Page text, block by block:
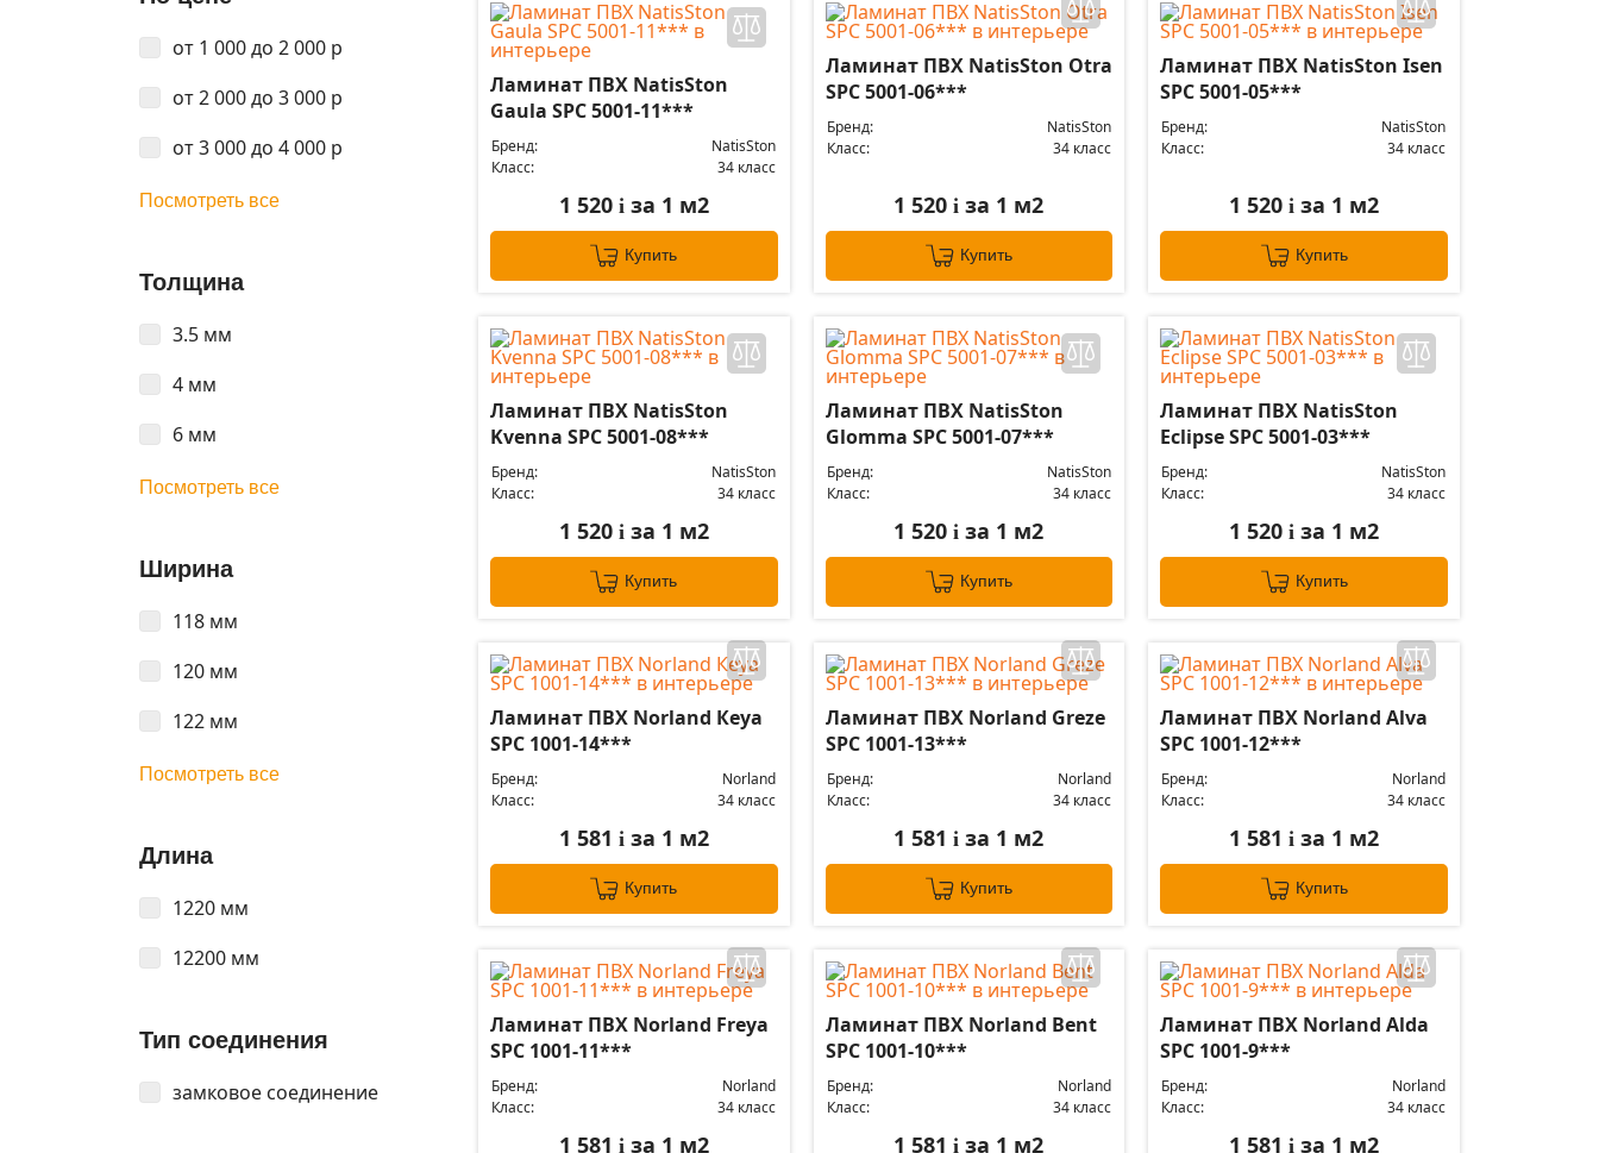
от 1 000 до 2 000 р
от 2 000 до 3 000 р
от 3 000 до 4 000 р
Посмотреть все
Толщина
3.5 мм
4 мм
6 мм
Посмотреть все
Ширина
118 мм
120 мм
122 мм
Посмотреть все
Длина
1220 мм
12200 мм
Тип соединения
замковое соединение
Ламинат ПВХ NatisSton
Gaula SPC 5001-11***
Бренд:
NatisSton
Класс:
34 класс
1 520 iза 1 м2
Купить
Ламинат ПВХ NatisSton Otra
SPC 5001-06***
Бренд:
NatisSton
Класс:
34 класс
1 520i за 1 м2
Купить
Ламинат ПВХ NatisSton Isen
SPC 5001-05***
Бренд:
NatisSton
Класс:
34 класс
1 520i за 1 м2
Купить
Ламинат ПВХ NatisSton
Kvenna SPC 5001-08***
Бренд:
NatisSton
Класс:
34 класс
1 520 iза 1 м2
Купить
Ламинат ПВХ NatisSton
Glomma SPC 5001-07***
Бренд:
NatisSton
Класс:
34 класс
1 520i за 1 м2
Купить
Ламинат ПВХ NatisSton
Eclipse SPC 5001-03***
Бренд:
NatisSton
Класс:
34 класс
1 520i за 1 м2
Купить
Ламинат ПВХ Norland Кеуа
SPC 1001-14***
Бренд:
Norland
Класс:
34 класс
1 581 iза 1 м2
Купить
Ламинат ПВХ Norland Greze
SPC 1001-13***
Бренд:
Norland
Класс:
34 класс
1 581i за 1 м2
Купить
Ламинат ПВХ Norland Alva
SPC 1001-12***
Бренд:
Norland
Класс:
34 класс
1 581i за 1 м2
Купить
Ламинат ПВХ Norland Freya
SPC 1001-11***
Бренд:
Norland
Класс:
34 класс
1 581 iза 1 м2
Ламинат ПВХ Norland Bent
SPC 1001-10***
Бренд:
Norland
Класс:
34 класс
1 581i за 1 м2
Ламинат ПВХ Norland Alda
SPC 1001-9***
Бренд:
Norland
Класс:
34 класс
1 581i за 1 м2